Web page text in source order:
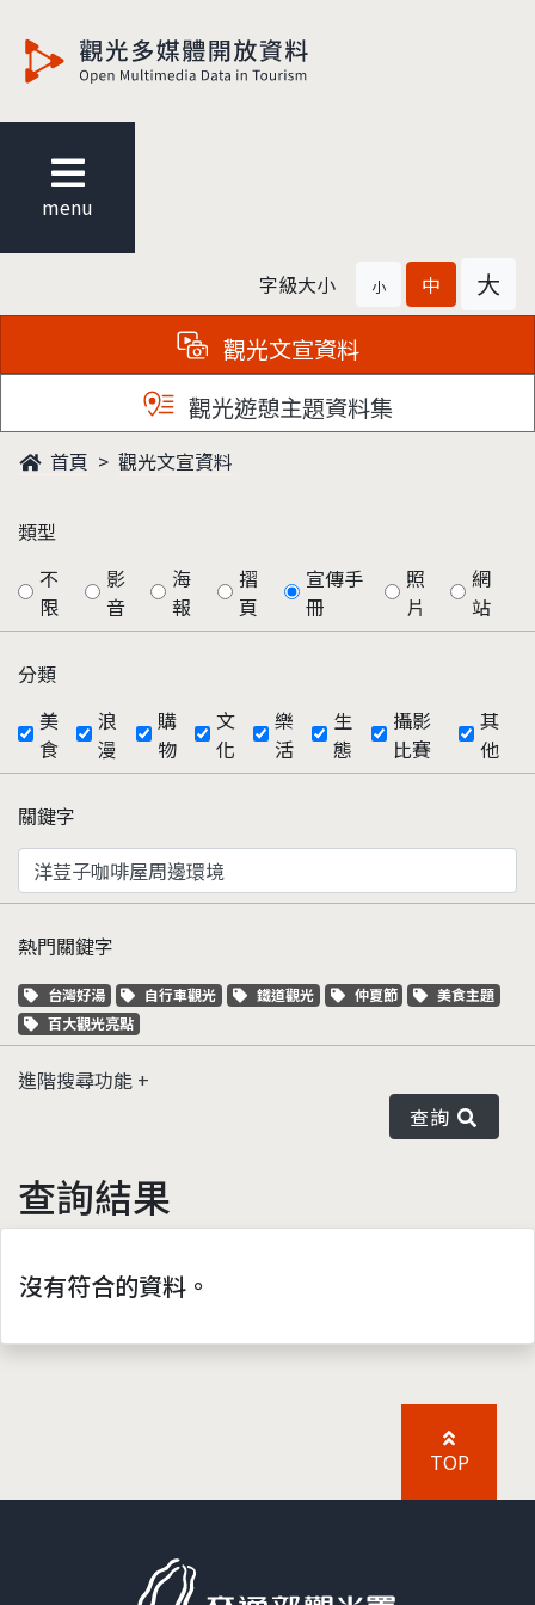
menu
字級大小 小 中 大
觀光文宣資料
觀光遊憩主題資料集
首頁 觀光文宣資料
類型
不
限
影
音
海
報
摺
頁
宣傳手
冊
照
片
網
站
分類
美
食
浪
漫
購
物
文
化
樂
活
生
態
攝影
比賽
其
他
關鍵字
熱門關鍵字
關鍵字標籤
台灣好湯 關鍵字標籤
自行車觀光 關鍵字標籤
鐵道觀光 關鍵字標籤
仲夏節 關鍵字標籤
美食主題
關鍵字標籤
百大觀光亮點
進階搜尋功能
查詢
查詢結果
沒有符合的資料。
TOP